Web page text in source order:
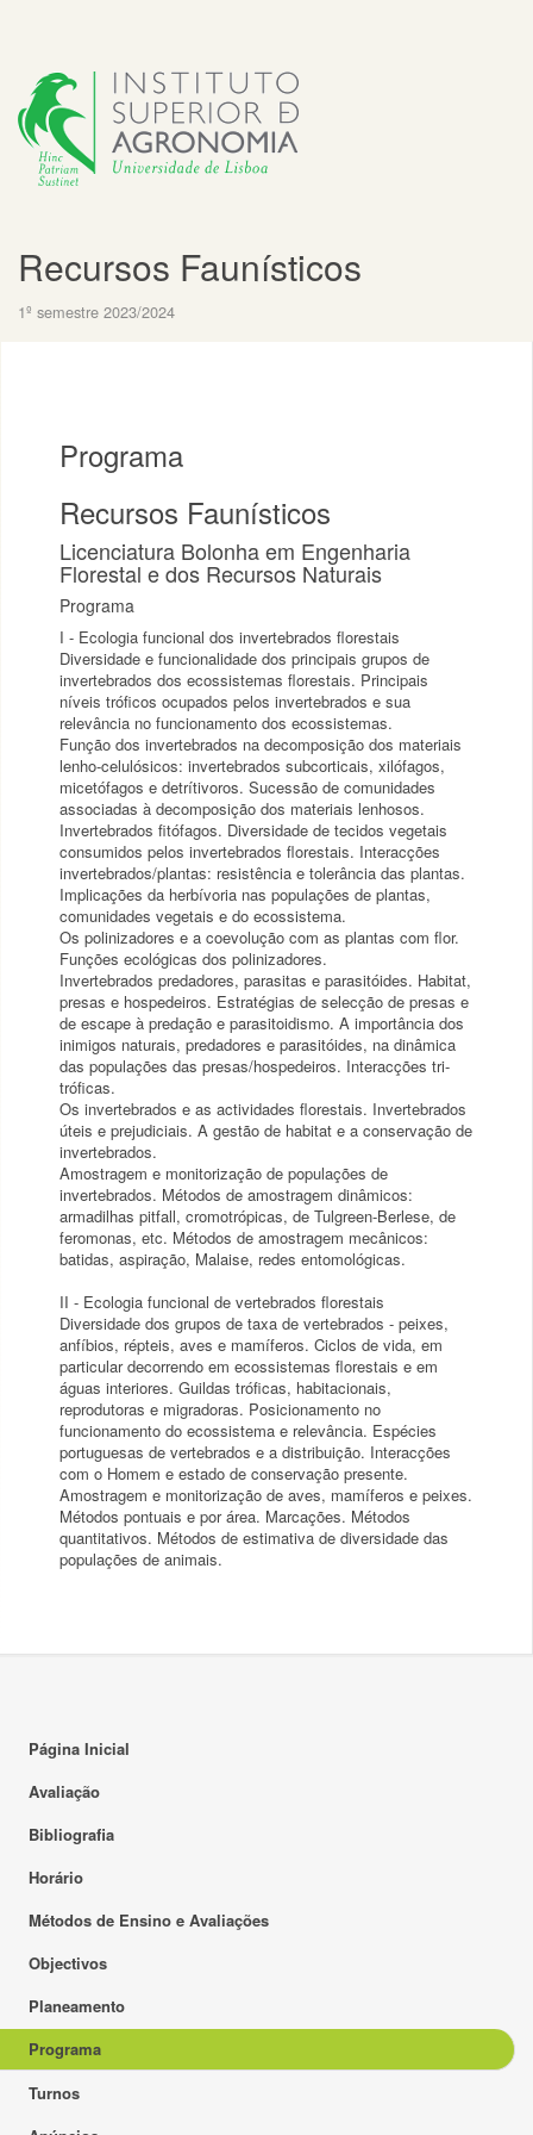
Recursos Faunísticos
1º semestre 2023/2024
Programa
Recursos Faunísticos
Licenciatura Bolonha em Engenharia
Florestal e dos Recursos Naturais
Programa
I - Ecologia funcional dos invertebrados florestais
Diversidade e funcionalidade dos principais grupos de
invertebrados dos ecossistemas florestais. Principais
níveis tróficos ocupados pelos invertebrados e sua
relevância no funcionamento dos ecossistemas.
Função dos invertebrados na decomposição dos materiais
lenho-celulósicos: invertebrados subcorticais, xilófagos,
micetófagos e detrítivoros. Sucessão de comunidades
associadas à decomposição dos materiais lenhosos.
Invertebrados fitófagos. Diversidade de tecidos vegetais
consumidos pelos invertebrados florestais. Interacções
invertebrados/plantas: resistência e tolerância das plantas.
Implicações da herbívoria nas populações de plantas,
comunidades vegetais e do ecossistema.
Os polinizadores e a coevolução com as plantas com flor.
Funções ecológicas dos polinizadores.
Invertebrados predadores, parasitas e parasitóides. Habitat,
presas e hospedeiros. Estratégias de selecção de presas e
de escape à predação e parasitoidismo. A importância dos
inimigos naturais, predadores e parasitóides, na dinâmica
das populações das presas/hospedeiros. Interacções tri-
tróficas.
Os invertebrados e as actividades florestais. Invertebrados
úteis e prejudiciais. A gestão de habitat e a conservação de
invertebrados.
Amostragem e monitorização de populações de
invertebrados. Métodos de amostragem dinâmicos:
armadilhas pitfall, cromotrópicas, de Tulgreen-Berlese, de
feromonas, etc. Métodos de amostragem mecânicos:
batidas, aspiração, Malaise, redes entomológicas.
II - Ecologia funcional de vertebrados florestais
Diversidade dos grupos de taxa de vertebrados - peixes,
anfíbios, répteis, aves e mamíferos. Ciclos de vida, em
particular decorrendo em ecossistemas florestais e em
águas interiores. Guildas tróficas, habitacionais,
reprodutoras e migradoras. Posicionamento no
funcionamento do ecossistema e relevância. Espécies
portuguesas de vertebrados e a distribuição. Interacções
com o Homem e estado de conservação presente.
Amostragem e monitorização de aves, mamíferos e peixes.
Métodos pontuais e por área. Marcações. Métodos
quantitativos. Métodos de estimativa de diversidade das
populações de animais.
Página Inicial
Avaliação
Bibliografia
Horário
Métodos de Ensino e Avaliações
Objectivos
Planeamento
Programa
Turnos